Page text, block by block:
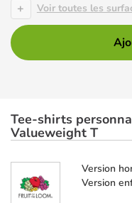
+
Voir toutes les
Tee-shirts personnalisés - 0613720 - Ladies
Valueweight T
Version
Version